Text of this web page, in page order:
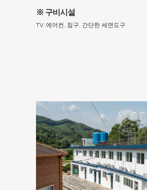
※ 구비시설
TV, 에어컨, 침구, 간단한 세면도구